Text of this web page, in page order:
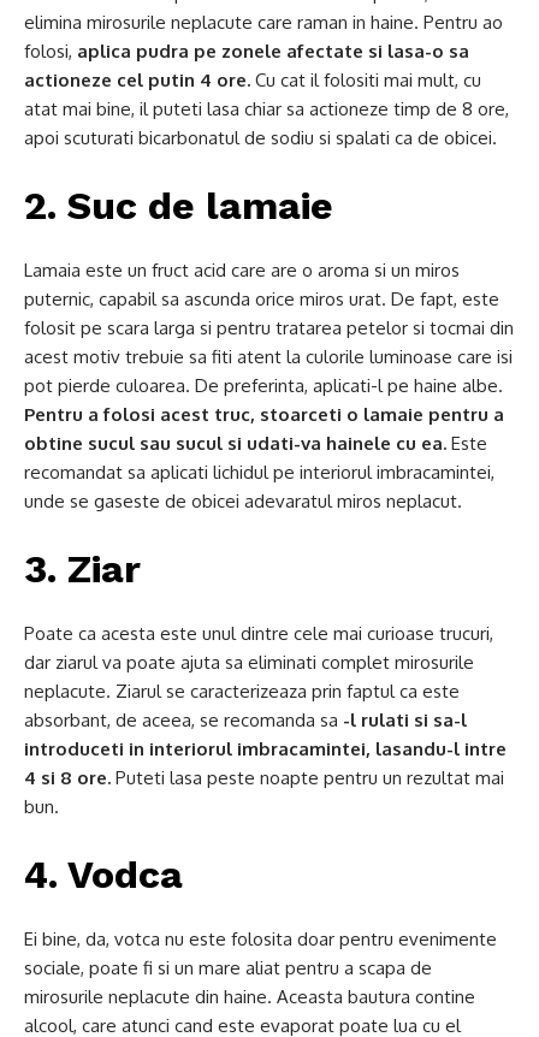
elimina mirosurile neplacute care raman in haine. Pentru ao
folosi, aplica pudra pe zonele afectate si lasa-o sa
actioneze cel putin 4 ore. Cu cat il folositi mai mult, cu
atat mai bine, il puteti lasa chiar sa actioneze timp de 8 ore,
apoi scuturati bicarbonatul de sodiu si spalati ca de obicei.
2. Suc de lamaie
Lamaia este un fruct acid care are o aroma si un miros
puternic, capabil sa ascunda orice miros urat. De fapt, este
folosit pe scara larga si pentru tratarea petelor si tocmai din
acest motiv trebuie sa fiti atent la culorile luminoase care isi
pot pierde culoarea. De preferinta, aplicati-l pe haine albe.
Pentru a folosi acest truc, stoarceti o lamaie pentru a
obtine sucul sau sucul si udati-va hainele cu ea. Este
recomandat sa aplicati lichidul pe interiorul imbracamintei,
unde se gaseste de obicei adevaratul miros neplacut.
3. Ziar
Poate ca acesta este unul dintre cele mai curioase trucuri,
dar ziarul va poate ajuta sa eliminati complet mirosurile
neplacute. Ziarul se caracterizeaza prin faptul ca este
absorbant, de aceea, se recomanda sa -l rulati si sa-l
introduceti in interiorul imbracamintei, lasandu-l intre
4 si 8 ore. Puteti lasa peste noapte pentru un rezultat mai
bun.
4. Vodca
Ei bine, da, votca nu este folosita doar pentru evenimente
sociale, poate fi si un mare aliat pentru a scapa de
mirosurile neplacute din haine. Aceasta bautura contine
alcool, care atunci cand este evaporat poate lua cu el